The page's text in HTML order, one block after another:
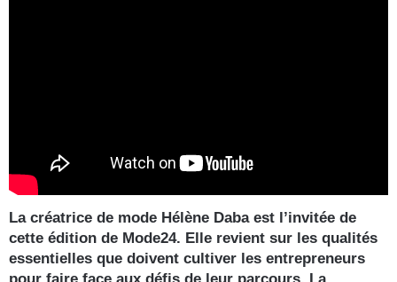
La créatrice de mode Hélène Daba est l’invitée de
cette édition de Mode24. Elle revient sur les qualités
essentielles que doivent cultiver les entrepreneurs